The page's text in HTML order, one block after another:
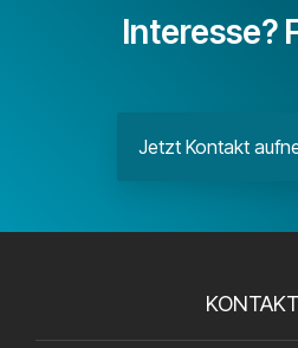
Interesse?
Jetzt Kontakt
KONTAKT